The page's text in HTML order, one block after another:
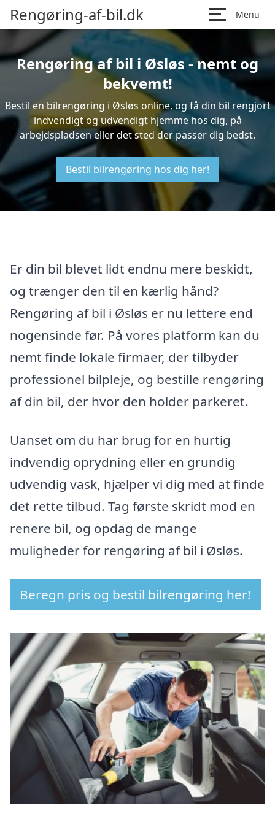
Rengøring-af-bil.dk Menu
Rengøring af bil i Øsløs - nemt og
bekvemt!
Bestil en bilrengøring i Øsløs online, og få din bil rengjort
indvendigt og udvendigt hjemme hos dig, på
arbejdspladsen eller det sted der passer dig bedst.
Bestil bilrengøring hos dig her!
Er din bil blevet lidt endnu mere beskidt,
og trænger den til en kærlig hånd?
Rengøring af bil i Øsløs er nu lettere end
nogensinde før. På vores platform kan du
nemt finde lokale firmaer, der tilbyder
professionel bilpleje, og bestille rengøring
af din bil, der hvor den holder parkeret.
Uanset om du har brug for en hurtig
indvendig oprydning eller en grundig
udvendig vask, hjælper vi dig med at finde
det rette tilbud. Tag første skridt mod en
renere bil, og opdag de mange
muligheder for rengøring af bil i Øsløs.
Beregn pris og bestil bilrengøring her!